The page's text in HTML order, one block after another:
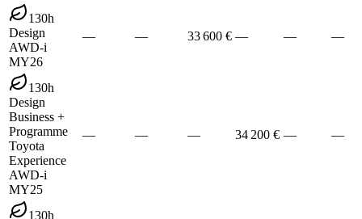
130h
Design
AWD-i
MY26
— — 33 600 € — — —
130h
Design
Business +
Programme
Toyota
Experience
AWD-i
MY25
— — — 34 200 € — —
130h